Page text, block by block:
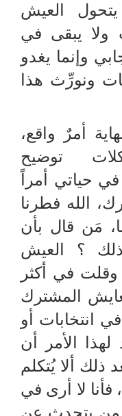
العيش
ولا يبقى في
وإنما يغدو
ونورِّث هذا
أمرٌ واقع،
توضيح
حياتي أمراً
الله فطرنا
مَن قال بأن
؟ العيش
في أكثر
المشترك
انتخابات أو
الأمر أن
ألا يُتكلم
فأنا لا أرى في